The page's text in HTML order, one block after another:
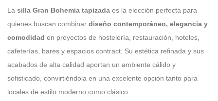
La silla Gran Bohemia tapizada es la elección perfecta para
quienes buscan combinar diseño contemporáneo, elegancia y
comodidad en proyectos de hostelería, restauración, hoteles,
cafeterías, bares y espacios contract. Su estética refinada y sus
acabados de alta calidad aportan un ambiente cálido y
sofisticado, convirtiéndola en una excelente opción tanto para
locales de estilo moderno como clásico.